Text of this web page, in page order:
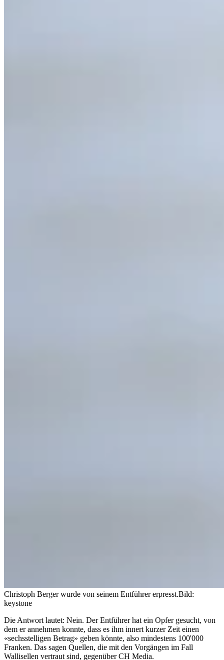
Christoph Berger wurde von seinem Entführer erpresst.Bild:
keystone
Die Antwort lautet: Nein. Der Entführer hat ein Opfer gesucht, von
dem er annehmen konnte, dass es ihm innert kurzer Zeit einen
«sechsstelligen Betrag» geben könnte, also mindestens 100'000
Franken. Das sagen Quellen, die mit den Vorgängen im Fall
Wallisellen vertraut sind, gegenüber CH Media.